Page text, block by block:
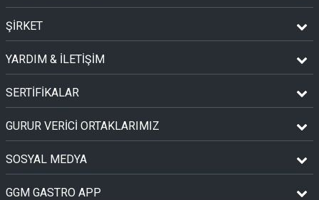
ŞİRKET
YARDIM & İLETİŞİM
SERTİFİKALAR
GURUR VERİCİ ORTAKLARIMIZ
SOSYAL MEDYA
GGM GASTRO APP